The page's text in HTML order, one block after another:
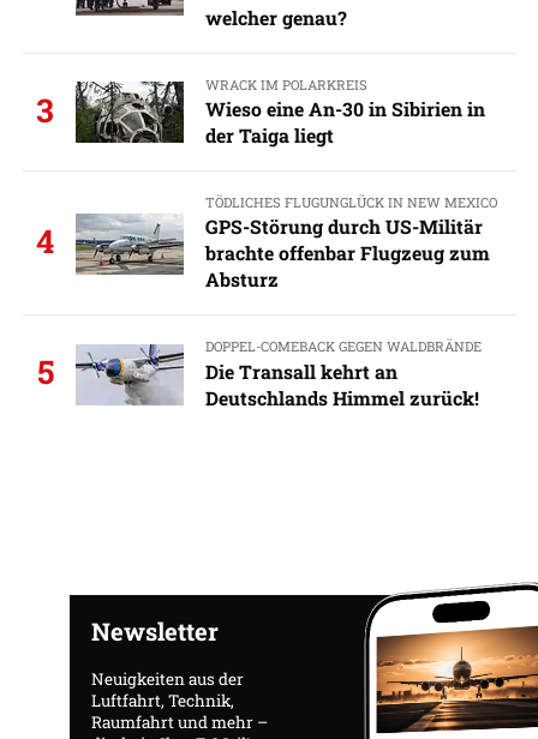
welcher genau?
3
WRACK IM POLARKREIS
Wieso eine An-30 in Sibirien in
der Taiga liegt
4
TÖDLICHES FLUGUNGLÜCK IN NEW MEXICO
GPS-Störung durch US-Militär
brachte offenbar Flugzeug zum
Absturz
5
DOPPEL-COMEBACK GEGEN WALDBRÄNDE
Die Transall kehrt an
Deutschlands Himmel zurück!
Newsletter
Neuigkeiten aus der
Luftfahrt, Technik,
Raumfahrt und mehr –